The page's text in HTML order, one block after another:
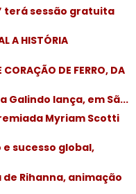
terá sessão gratuita
A HISTÓRIA
DE FERRO, DA
Galindo lança, em Sã...
Myriam Scotti
sucesso global,
Rihanna, animação